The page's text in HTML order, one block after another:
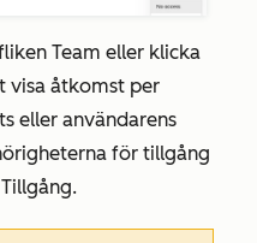
Team eller klicka
visa åtkomst per
eller användarens
för tillgång
Tillgång.